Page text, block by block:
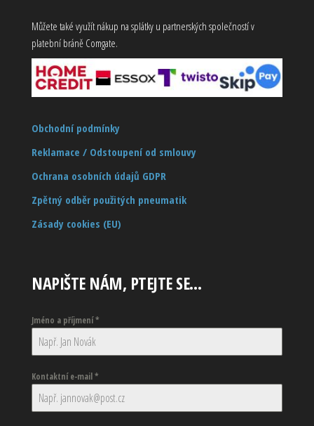
Můžete také využít nákup na splátky u partnerských společností v
platební bráně Comgate.
Obchodní podmínky
Reklamace / Odstoupení od smlouvy
Ochrana osobních údajů GDPR
Zpětný odběr použitých pneumatik
Zásady cookies (EU)
NAPIŠTE NÁM, PTEJTE SE…
Jméno a příjmení*
Kontaktní e-mail*